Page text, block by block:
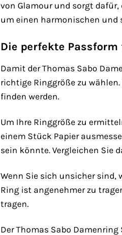
von Glamour und sorgt
um einen harmonischen und
Die perfekte
Damit der Thomas Sabo
richtige Ringgröße zu
finden werden.
Um Ihre Ringgröße zu
einem Stück Papier
sein könnte. Vergleichen Sie
Wenn Sie sich unsicher sind,
Ring ist angenehmer zu
tragen.
Der Thomas Sabo